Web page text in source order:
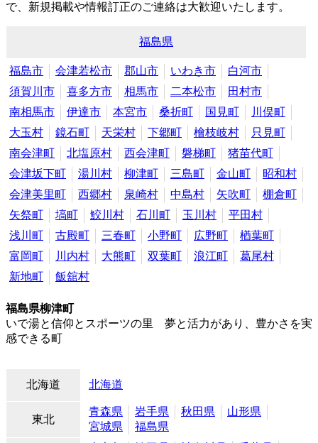
で、新規掲載や情報訂正のご連絡は大歓迎いたします。
福島県
福島市 会津若松市 郡山市 いわき市
白河市
須賀川市
喜多方市 相馬市 二本松市
田村市
南相馬市
伊達市 本宮市 桑折町 国見町
川俣町
大玉村
鏡石町 天栄村 下郷町 檜枝岐村
只見町
南会津町
北塩原村 西会津町 磐梯町
猪苗代町
会津坂下町
湯川村 柳津町 三島町 金山町
昭和村
会津美里町
西郷村 泉崎村 中島村 矢吹町
棚倉町
矢祭町
塙町 鮫川村 石川町 玉川村
平田村
浅川町
古殿町 三春町 小野町 広野町
楢葉町
富岡町
川内村 大熊町 双葉町 浪江町
葛尾村
新地町
飯舘村
福島県柳津町
いで湯と信仰とスポーツの里 夢と活力があり、豊かさを実
感できる町
北海道 北海道
東北
青森県 岩手県 秋田県
山形県
宮城県
福島県